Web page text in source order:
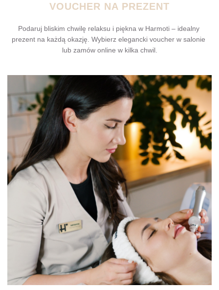
VOUCHER NA PREZENT
Podaruj bliskim chwilę relaksu i piękna w Harmoti – idealny
prezent na każdą okazję. Wybierz elegancki voucher w salonie
lub zamów online w kilka chwil.